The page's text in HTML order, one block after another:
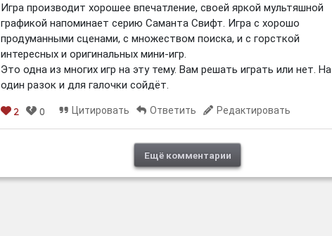
Игра производит хорошее впечатление, своей яркой мультяшной
графикой напоминает серию Саманта Свифт. Игра с хорошо
продуманными сценами, с множеством поиска, и с горсткой
интересных и оригинальных мини-игр.
Это одна из многих игр на эту тему. Вам решать играть или нет. На
один разок и для галочки сойдёт.
2 0 Цитировать Ответить Редактировать
Ещё комментарии